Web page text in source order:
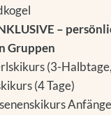
–
Gruppen
(3-
(4 Tage)